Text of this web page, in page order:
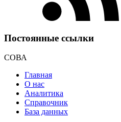
Постоянные ссылки
СОВА
Главная
О нас
Аналитика
Справочник
База данных